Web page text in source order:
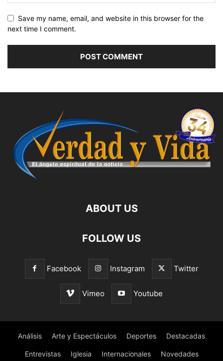
Save my name, email, and website in this browser for the
next time I comment.
ABOUT US
FOLLOW US
Facebook Instagram Twitter
Vimeo Youtube
Análisis Arte y Espectáculos Deportes Destacadas
Entrevistas Iglesia Internacionales Novedades